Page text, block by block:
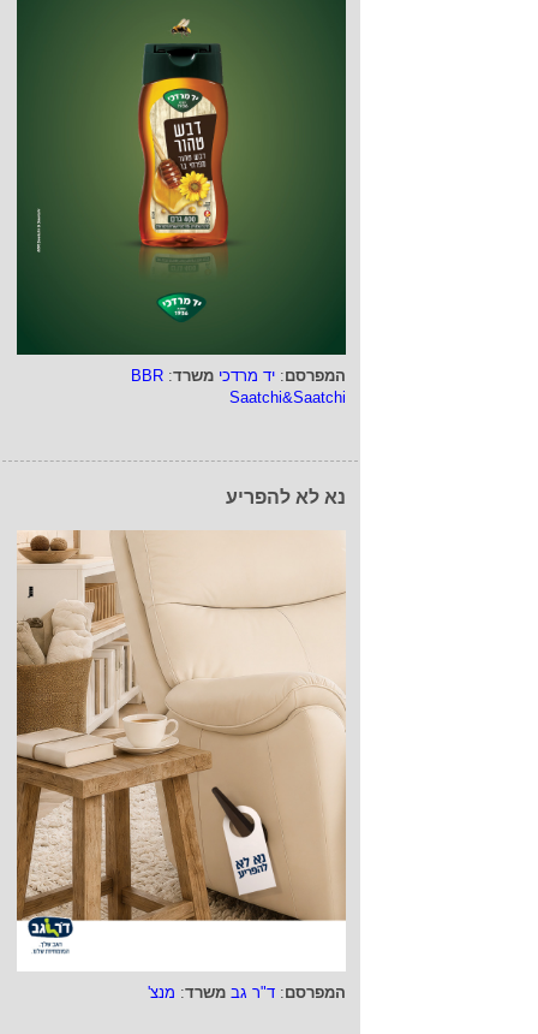
המפרסם: יד מרדכי משרד:
BBR
Saatchi&Saatchi
נא לא להפריע
המפרסם: ד"ר גב משרד: מנצ'